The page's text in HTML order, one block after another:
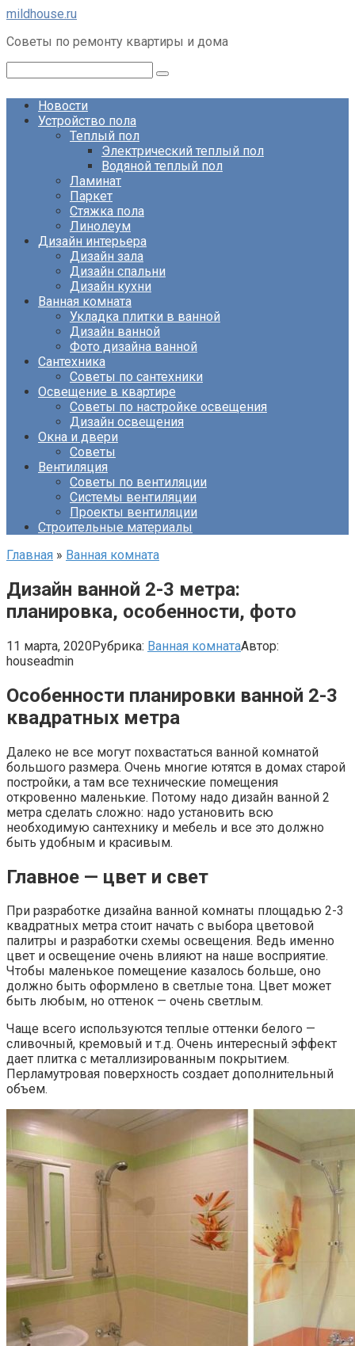
Перейти
контенту
mildhouse.ru
Советы по ремонту квартиры и дома
Новости
Устройство пола
Теплый пол
Электрический теплый пол
Водяной теплый пол
Ламинат
Паркет
Стяжка пола
Линолеум
Дизайн интерьера
Дизайн зала
Дизайн спальни
Дизайн кухни
Ванная комната
Укладка плитки в ванной
Дизайн ванной
Фото дизайна ванной
Сантехника
Советы по сантехники
Освещение в квартире
Советы по настройке освещения
Дизайн освещения
Окна и двери
Советы
Вентиляция
Советы по вентиляции
Системы вентиляции
Проекты вентиляции
Строительные материалы
Главная » Ванная комната
Дизайн ванной 2-3 метра:
планировка, особенности, фото
11 марта, 2020Рубрика: Ванная комнатаАвтор:
houseadmin
Особенности планировки ванной 2-3
квадратных метра
Далеко не все могут похвастаться ванной комнатой
большого размера. Очень многие ютятся в домах старой
постройки, а там все технические помещения
откровенно маленькие. Потому надо дизайн ванной 2
метра сделать сложно: надо установить всю
необходимую сантехнику и мебель и все это должно
быть удобным и красивым.
Главное — цвет и свет
При разработке дизайна ванной комнаты площадью 2-3
квадратных метра стоит начать с выбора цветовой
палитры и разработки схемы освещения. Ведь именно
цвет и освещение очень влияют на наше восприятие.
Чтобы маленькое помещение казалось больше, оно
должно быть оформлено в светлые тона. Цвет может
быть любым, но оттенок — очень светлым.
Чаще всего используются теплые оттенки белого —
сливочный, кремовый и т.д. Очень интересный эффект
дает плитка с металлизированным покрытием.
Перламутровая поверхность создает дополнительный
объем.